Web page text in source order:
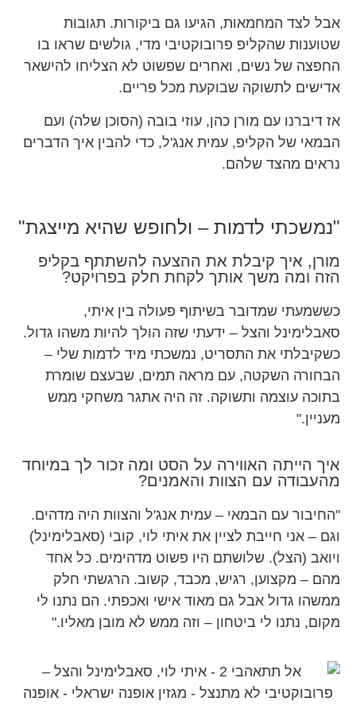
אבל לצד המחמאות, הגיעו גם ביקורות. תגובות
שטוענות שהקליפ פרובוקטיבי מדי, גולשים שראו בו
החפצה של נשים, ואחרים שפשוט לא הצליחו להישאר
אדישים לתשוקה שבוקעת מכל פריים.
אז דיברנו עם מורן כהן, עוזי בובה (הסוכן שלה) ועם
הבמאי של הקליפ, עמית אנג'ל, כדי להבין איך הדברים
נראים מהצד שלהם.
"נמשכתי לדמות – ולחופש שהיא מייצגת"
מורן, איך קיבלת את ההצעה להשתתף בקליפ
הזה ומה משך אותך לקחת חלק בפרויקט?
כששמעתי שמדובר בשיתוף פעולה בין איתי,
סאבלימינל והצל – ידעתי שזה הולך להיות משהו גדול.
כשקיבלתי את התסריט, נמשכתי מיד לדמות שלי –
הבחורה השקטה, עם מראה תמים, שבעצם שומרת
בתוכה עוצמה ותשוקה. זה היה אתגר משחקי ממש
מעניין."
איך הייתה האווירה על הסט ומה זכור לך במיוחד
מהעבודה עם הצוות והאמנים?
"החיבור עם הבמאי – עמית אנג'ל והצוות היה מדהים.
וגם – אני חייבת לציין את איתי לוי, קובי (סאבלימינל)
ויואב (הצל). שלושתם היו פשוט מדהימים. כל אחד
מהם – מקצוען, רגיש, מכבד, קשוב. הרגשתי חלק
ממשהו גדול אבל גם מאוד אישי ואכפתי. הם נתנו לי
מקום, נתנו לי ביטחון – וזה ממש לא מובן מאליו."